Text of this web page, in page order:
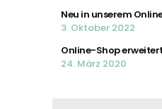
Neu in unserem
3. Oktober 2022
Online-Shop
24. März 2020